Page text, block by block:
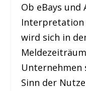
Ob eBays und
Interpretation
wird sich in
Unternehmen
Sinn der